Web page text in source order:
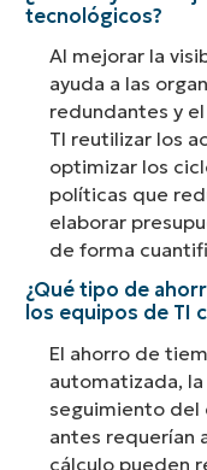
tecnológicos?
Al mejorar la
ayuda a las
redundantes y
TI reutilizar los
optimizar los
políticas que
elaborar
de forma
¿Qué tipo de
los equipos de TI
El ahorro de
automatizada,
seguimiento del
antes requerían
cálculo pueden